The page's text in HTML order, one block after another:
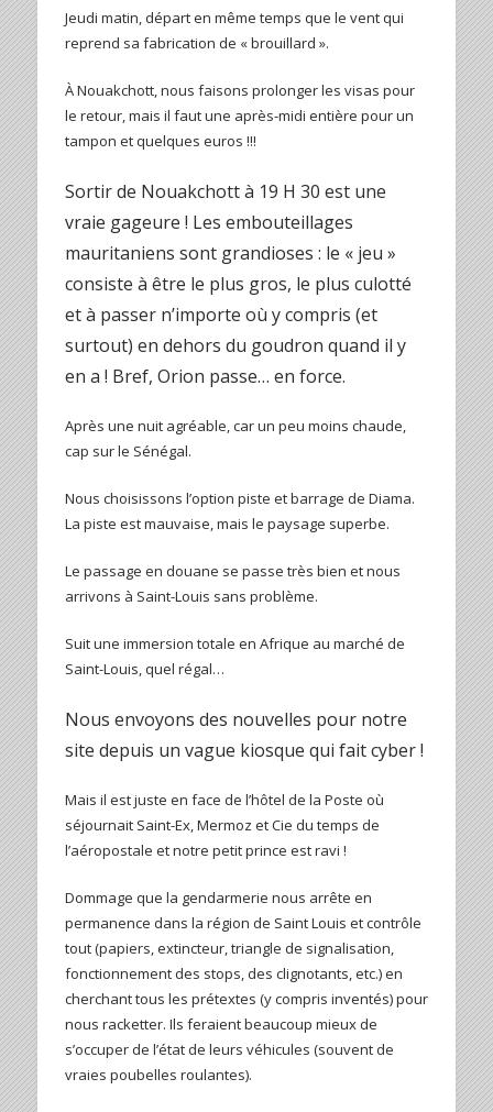
Jeudi matin, départ en même temps que le vent qui
reprend sa fabrication de « brouillard ».
À Nouakchott, nous faisons prolonger les visas pour
le retour, mais il faut une après-midi entière pour un
tampon et quelques euros !!!
Sortir de Nouakchott à 19 H 30 est une
vraie gageure ! Les embouteillages
mauritaniens sont grandioses : le « jeu »
consiste à être le plus gros, le plus culotté
et à passer n’importe où y compris (et
surtout) en dehors du goudron quand il y
en a ! Bref, Orion passe… en force.
Après une nuit agréable, car un peu moins chaude,
cap sur le Sénégal.
Nous choisissons l’option piste et barrage de Diama.
La piste est mauvaise, mais le paysage superbe.
Le passage en douane se passe très bien et nous
arrivons à Saint-Louis sans problème.
Suit une immersion totale en Afrique au marché de
Saint-Louis, quel régal…
Nous envoyons des nouvelles pour notre
site depuis un vague kiosque qui fait cyber !
Mais il est juste en face de l’hôtel de la Poste où
séjournait Saint-Ex, Mermoz et Cie du temps de
l’aéropostale et notre petit prince est ravi !
Dommage que la gendarmerie nous arrête en
permanence dans la région de Saint Louis et contrôle
tout (papiers, extincteur, triangle de signalisation,
fonctionnement des stops, des clignotants, etc.) en
cherchant tous les prétextes (y compris inventés) pour
nous racketter. Ils feraient beaucoup mieux de
s’occuper de l’état de leurs véhicules (souvent de
vraies poubelles roulantes).